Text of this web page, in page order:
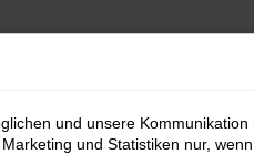
und unsere Kommunikation
und Statistiken nur,